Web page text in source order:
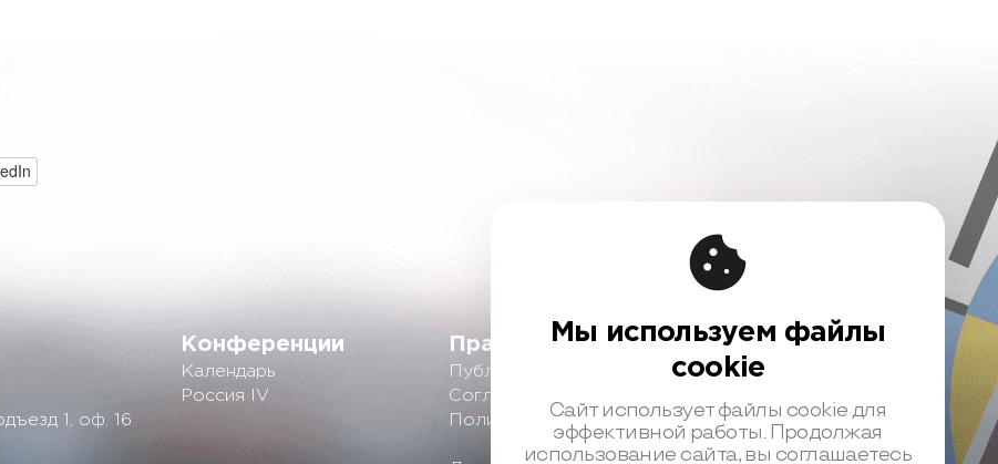
1, оф. 16
Конференции
Календарь
Россия IV
Правовая информация
Публичная оферта
Соглашение на обработку персональных данных
Политика обработки персональных данных
Мы используем файлы
cookie
Сайт использует файлы cookie для
эффективной работы. Продолжая
использование сайта, вы соглашаетесь